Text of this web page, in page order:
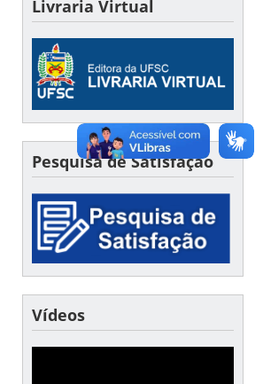
Livraria Virtual
Pesquisa de Satisfação
Vídeos